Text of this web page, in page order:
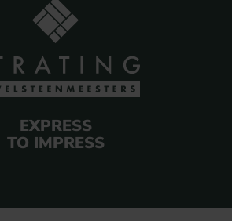
EXPRESS
TO IMPRESS